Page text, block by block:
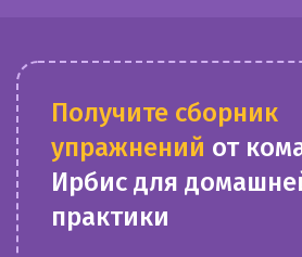
Получите сборник
упражнений от
Ирбис для
практики